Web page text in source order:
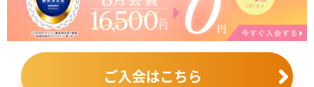
ご入会はこちら